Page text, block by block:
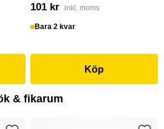
101 kr inkl. moms
Bara 2 kvar
Köp
& fikarum